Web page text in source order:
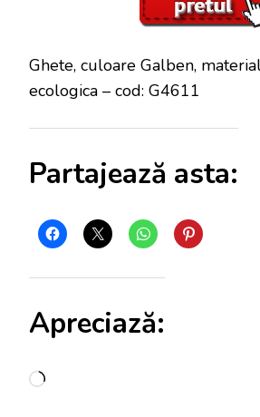
Ghete, culoare Galben,
ecologica – cod: G4611
Partajează asta:
Apreciază:
Încarc...